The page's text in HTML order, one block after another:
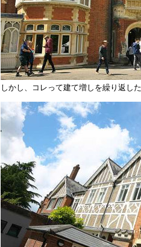
しかし、コレって建て増しを繰り返し